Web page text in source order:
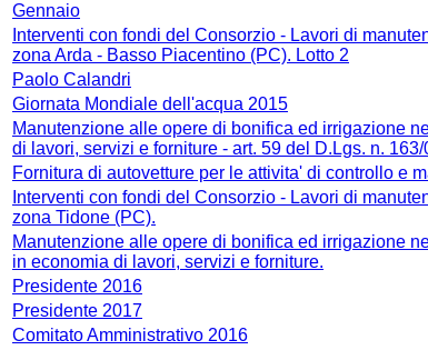
Gennaio
Interventi con fondi del Consorzio - Lavori di
zona Arda - Basso Piacentino (PC). Lotto 2
Paolo Calandri
Giornata Mondiale dell'acqua 2015
Manutenzione alle opere di bonifica ed irrigazione
di lavori, servizi e forniture - art. 59 del D.Lgs. n. 163/
Fornitura di autovetture per le attivita' di controllo e
Interventi con fondi del Consorzio - Lavori di
zona Tidone (PC).
Manutenzione alle opere di bonifica ed irrigazione
in economia di lavori, servizi e forniture.
Presidente 2016
Presidente 2017
Comitato Amministrativo 2016